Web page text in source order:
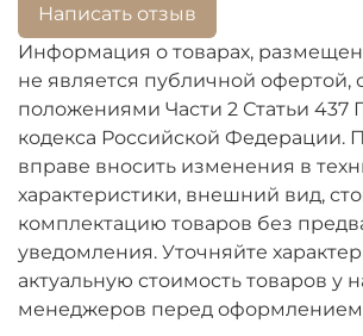
Цены на товары со сроком
ОДНОГО МЕСЯЦА подлежат
высокой волатильности валют.
Написать отзыв
Информация о товарах,
не является публичной офертой,
положениями Части 2 Статьи 437
кодекса Российской Федерации.
вправе вносить изменения в
характеристики, внешний вид,
комплектацию товаров без
уведомления. Уточняйте
актуальную стоимость товаров у
менеджеров перед оформлением